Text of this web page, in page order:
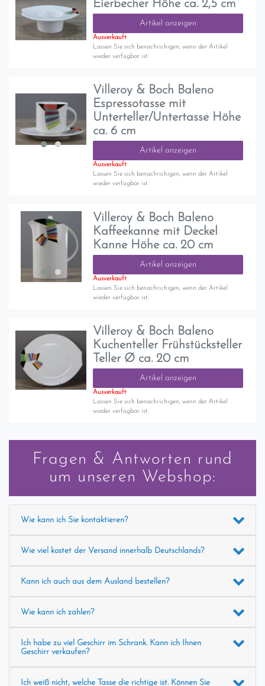
Eierbecher Höhe ca. 2,5 cm
Artikel anzeigen
Ausverkauft
Lassen Sie sich benachrichigen, wenn der Artikel
wieder verfügbar ist.
Villeroy & Boch Baleno
Espressotasse mit
Unterteller/Untertasse Höhe
ca. 6 cm
Artikel anzeigen
Ausverkauft
Lassen Sie sich benachrichigen, wenn der Artikel
wieder verfügbar ist.
Villeroy & Boch Baleno
Kaffeekanne mit Deckel
Kanne Höhe ca. 20 cm
Artikel anzeigen
Ausverkauft
Lassen Sie sich benachrichigen, wenn der Artikel
wieder verfügbar ist.
Villeroy & Boch Baleno
Kuchenteller Frühstücksteller
Teller Ø ca. 20 cm
Artikel anzeigen
Ausverkauft
Lassen Sie sich benachrichigen, wenn der Artikel
wieder verfügbar ist.
Fragen & Antworten rund
um unseren Webshop:
Wie kann ich Sie kontaktieren?
Wie viel kostet der Versand innerhalb Deutschlands?
Kann ich auch aus dem Ausland bestellen?
Wie kann ich zahlen?
Ich habe zu viel Geschirr im Schrank. Kann ich Ihnen
Geschirr verkaufen?
Ich weiß nicht, welche Tasse die richtige ist. Können Sie